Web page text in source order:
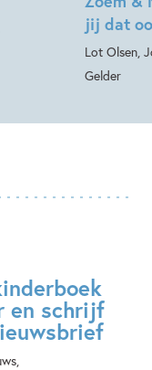
jij dat
Lot Olsen,
Gelder
en schrijf